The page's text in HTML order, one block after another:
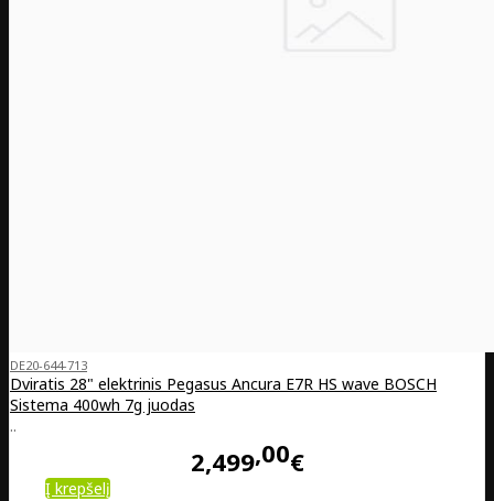
DE20-644-713
Dviratis 28" elektrinis Pegasus Ancura E7R HS wave BOSCH
Sistema 400wh 7g juodas
..
2,499 00€
Į krepšelį